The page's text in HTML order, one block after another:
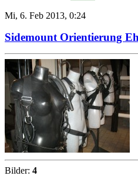
Mi, 6. Feb 2013, 0:24
Sidemount Orientierung
Bilder: 4